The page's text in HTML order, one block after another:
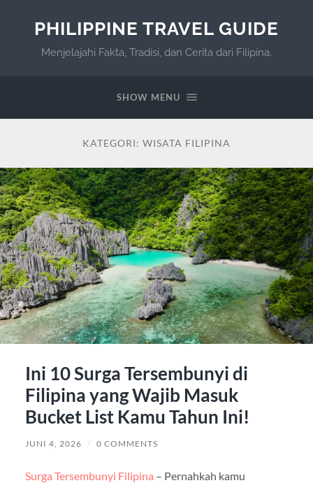
PHILIPPINE TRAVEL GUIDE
Menjelajahi Fakta, Tradisi, dan Cerita dari Filipina.
SHOW MENU
KATEGORI: WISATA FILIPINA
Ini 10 Surga Tersembunyi di
Filipina yang Wajib Masuk
Bucket List Kamu Tahun Ini!
JUNI 4, 2026 / 0 COMMENTS
Surga Tersembunyi Filipina – Pernahkah kamu